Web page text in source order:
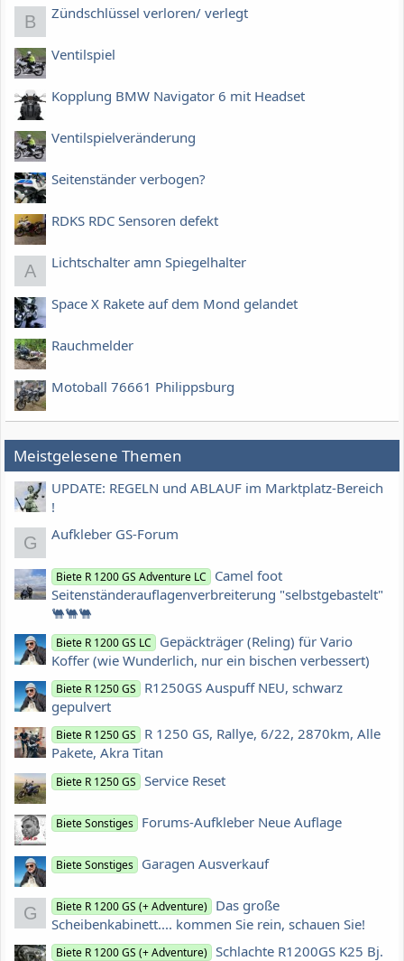
B Zündschlüssel verloren/ verlegt
Ventilspiel
Kopplung BMW Navigator 6 mit Headset
Ventilspielveränderung
Seitenständer verbogen?
RDKS RDC Sensoren defekt
A Lichtschalter amn Spiegelhalter
Space X Rakete auf dem Mond gelandet
Rauchmelder
Motoball 76661 Philippsburg
Meistgelesene Themen
UPDATE: REGELN und ABLAUF im Marktplatz-Bereich
!
G Aufkleber GS-Forum
Biete R 1200 GS Adventure LC
Camel foot
Seitenständerauflagenverbreiterung "selbstgebastelt"
🐫🐫🐫
Biete R 1200 GS LC
Gepäckträger (Reling) für Vario
Koffer (wie Wunderlich, nur ein bischen verbessert)
Biete R 1250 GS
R1250GS Auspuff NEU, schwarz
gepulvert
Biete R 1250 GS
R 1250 GS, Rallye, 6/22, 2870km, Alle
Pakete, Akra Titan
Biete R 1250 GS Service Reset
Biete Sonstiges Forums-Aufkleber Neue Auflage
Biete Sonstiges Garagen Ausverkauf
G Biete R 1200 GS (+ Adventure) Das große
Scheibenkabinett.... kommen Sie rein, schauen Sie!
Biete R 1200 GS (+ Adventure) Schlachte R1200GS K25 Bj.